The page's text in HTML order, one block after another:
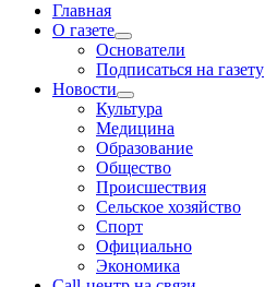
Главная
О газете
Основатели
Подписаться на газету
Новости
Культура
Медицина
Образование
Общество
Происшествия
Сельское хозяйство
Спорт
Официально
Экономика